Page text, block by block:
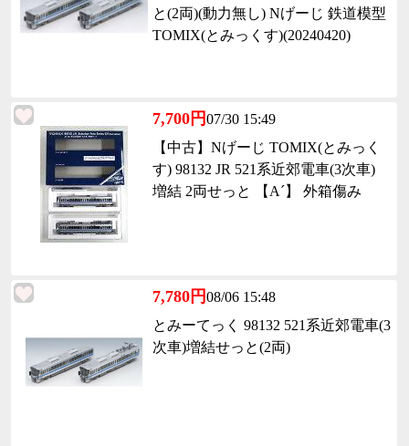
と(2両)(動力無し) Nげーじ 鉄道模型
TOMIX(とみっくす)(20240420)
7,700円07/30 15:49
【中古】Nげーじ TOMIX(とみっく
す) 98132 JR 521系近郊電車(3次車)
増結 2両せっと 【A´】 外箱傷み
7,780円08/06 15:48
とみーてっく 98132 521系近郊電車(3
次車)増結せっと(2両)